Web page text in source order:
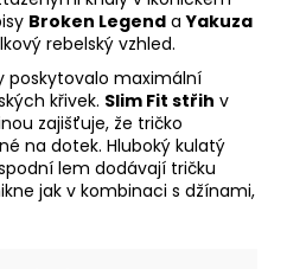
Broken Legend aYakuza
rebelský vzhled.
poskytovalo maximální
křivek. Slim Fit střih v
zajišťuje, že tričko
na dotek. Hluboký kulatý
lem dodávají tričku
jak v kombinaci s džínami,